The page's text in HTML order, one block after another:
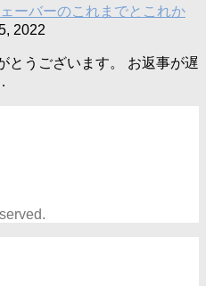
ーバーのこれまでとこれか
2022
とうございます。 お返事が遅